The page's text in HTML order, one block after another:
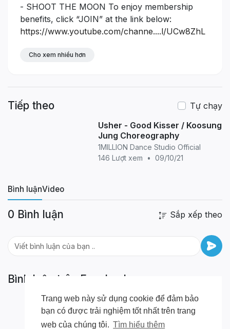
Trang web này sử dụng cookie để đảm bảo
bạn có được trải nghiệm tốt nhất trên trang
web của chúng tôi. Tìm hiểu thêm
- SHOOT THE MOON To enjoy membership
benefits, click “JOIN” at the link below:
https://www.youtube.com/channe....l/UCw8ZhL
Dance Studio Website:
regulation and practices proper disinfection of
Cho xem nhiều hơn
Tiếp theo
Tự chạy
Usher - Good Kisser / Koosung
Jung Choreography
1MILLION Dance Studio Official
146 Lượt xem
• 09/10/21
Bình luậnVideo
0 Bình luận Sắp xếp theo
Bình luận trên Facebook